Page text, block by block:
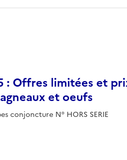
: Offres limitées et
et oeufs
conjoncture N° HORS SERIE